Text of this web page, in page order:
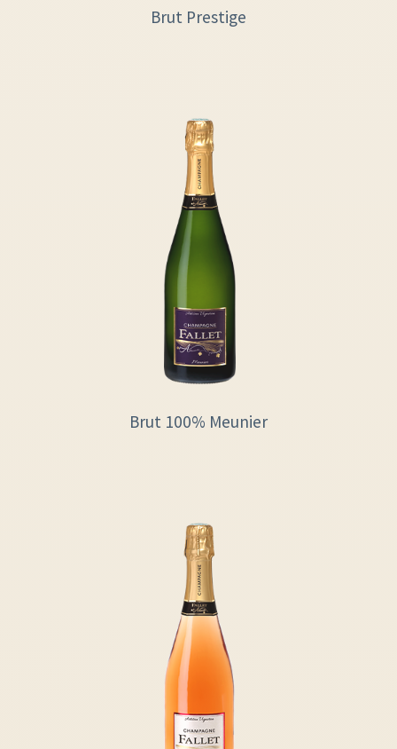
Brut Prestige
Brut 100% Meunier